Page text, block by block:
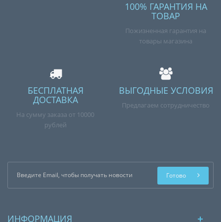
100% ГАРАНТИЯ НА
ТОВАР
Пожизненная гарантия на
товары магазина
БЕСПЛАТНАЯ
ДОСТАВКА
На сумму заказа от 10000
рублей
ВЫГОДНЫЕ УСЛОВИЯ
Предлагаем сотрудничество
Готово
ИНФОРМАЦИЯ